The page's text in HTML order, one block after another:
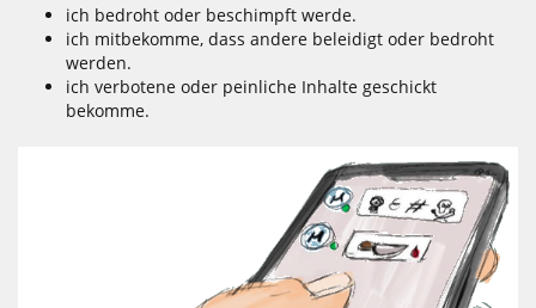
ich bedroht oder beschimpft werde.
ich mitbekomme, dass andere beleidigt oder bedroht
werden.
ich verbotene oder peinliche Inhalte geschickt
bekomme.